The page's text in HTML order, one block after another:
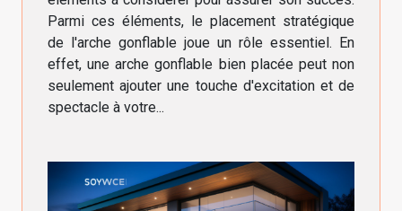
Parmi ces éléments, le placement stratégique
de l'arche gonflable joue un rôle essentiel. En
effet, une arche gonflable bien placée peut non
seulement ajouter une touche d'excitation et de
spectacle à votre...